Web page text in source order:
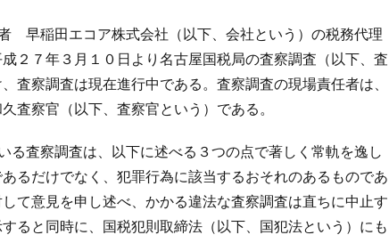
早稲田エコア株式会社（以下、会社という）の税務代理
２７年３月１０日より名古屋国税局の査察調査（以下、査
査察調査は現在進行中である。査察調査の現場責任者は、
査察官（以下、査察官という）である。
査察調査は、以下に述べる３つの点で著しく常軌を逸し
るだけでなく、犯罪行為に該当するおそれのあるものであ
て意見を申し述べ、かかる違法な査察調査は直ちに中止す
ると同時に、国税犯則取締法（以下、国犯法という）にも